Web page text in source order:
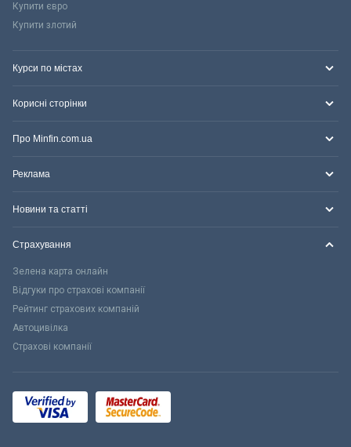
Купити євро
Купити злотий
Курси по містах
Корисні сторінки
Про Minfin.com.ua
Реклама
Новини та статті
Страхування
Зелена карта онлайн
Відгуки про страхові компанії
Рейтинг страхових компаній
Автоцивілка
Страхові компанії